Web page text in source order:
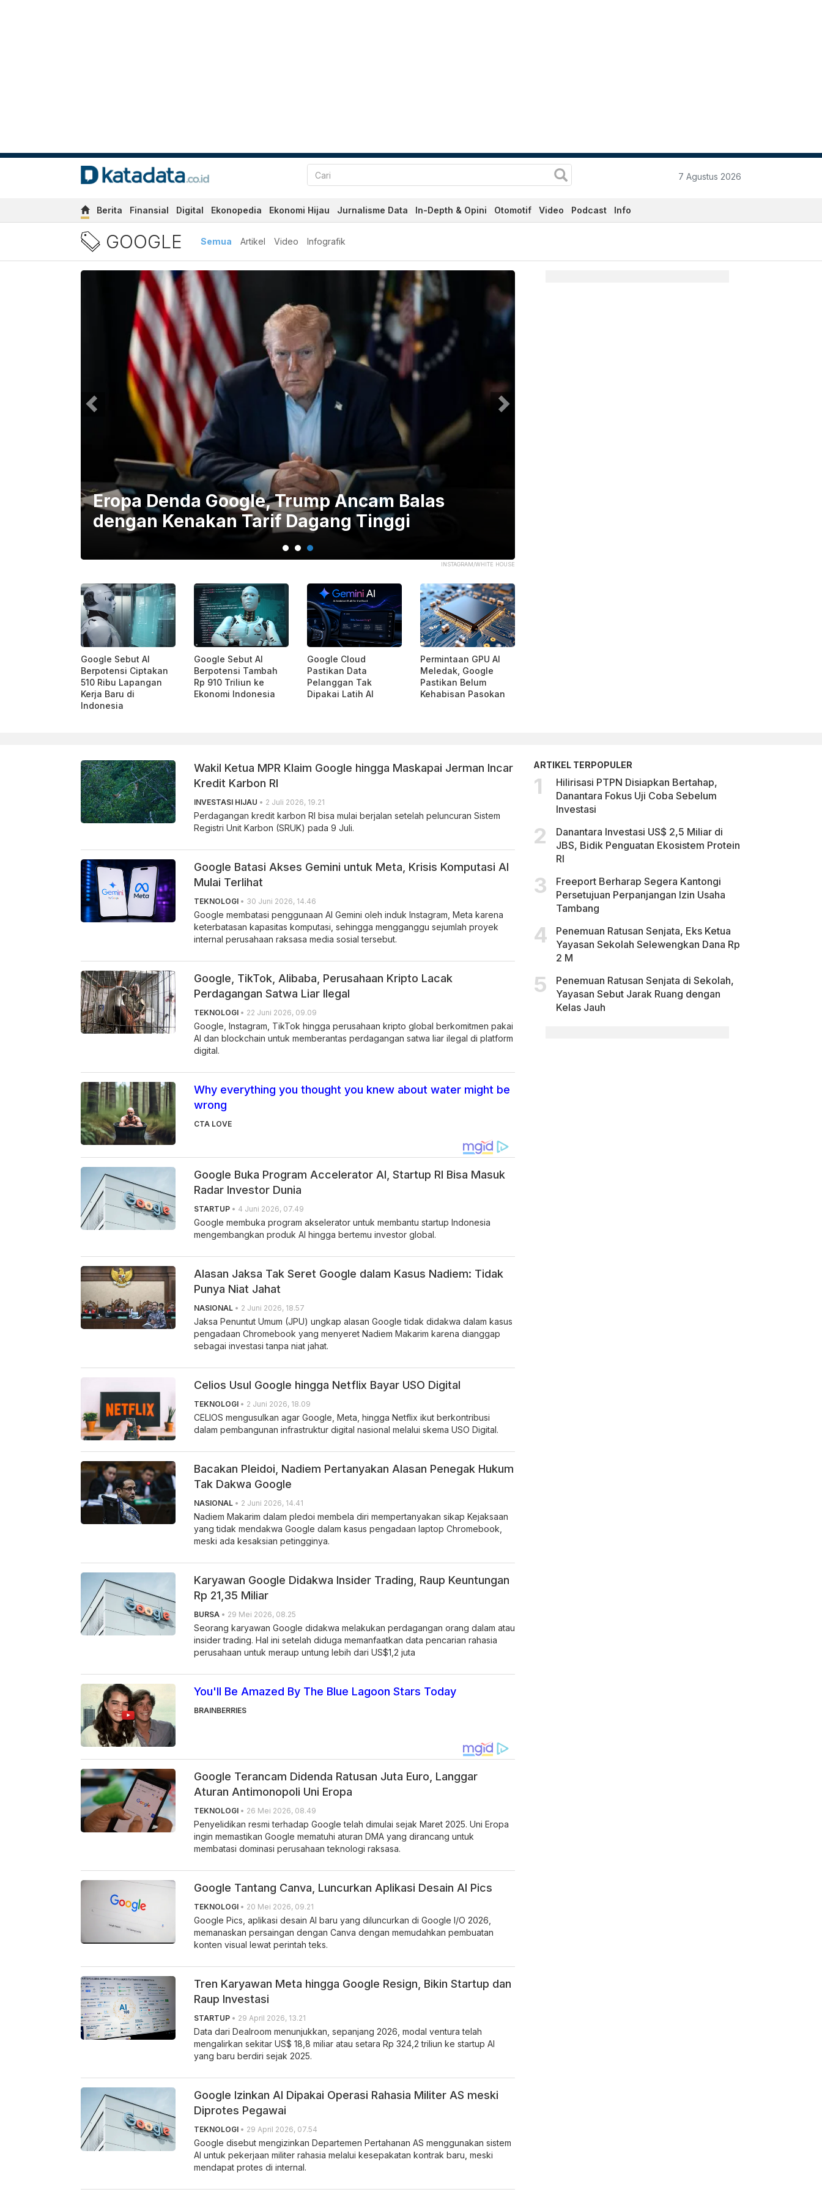
7 Agustus 2026
Berita Finansial Digital Ekonopedia Ekonomi Hijau Jurnalisme Data In-Depth & Opini Otomotif Video Podcast Info
Berita Update Google Terbaru Hari ini - Kabar Terkini
GOOGLE Semua Artikel Video Infografik
INSTAGRAM/WHITE HOUSE
Eropa Denda Google, Trump Ancam Balas
dengan Kenakan Tarif Dagang Tinggi
Google Sebut AI
Berpotensi Ciptakan
510 Ribu Lapangan
Kerja Baru di
Indonesia
Google Sebut AI
Berpotensi Tambah
Rp 910 Triliun ke
Ekonomi Indonesia
Google Cloud
Pastikan Data
Pelanggan Tak
Dipakai Latih AI
Permintaan GPU AI
Meledak, Google
Pastikan Belum
Kehabisan Pasokan
Wakil Ketua MPR Klaim Google hingga Maskapai Jerman Incar
Kredit Karbon RI
INVESTASI HIJAU • 2 Juli 2026, 19.21
Perdagangan kredit karbon RI bisa mulai berjalan setelah peluncuran Sistem
Registri Unit Karbon (SRUK) pada 9 Juli.
Google Batasi Akses Gemini untuk Meta, Krisis Komputasi AI
Mulai Terlihat
TEKNOLOGI • 30 Juni 2026, 14.46
Google membatasi penggunaan AI Gemini oleh induk Instagram, Meta karena
keterbatasan kapasitas komputasi, sehingga mengganggu sejumlah proyek
internal perusahaan raksasa media sosial tersebut.
Google, TikTok, Alibaba, Perusahaan Kripto Lacak
Perdagangan Satwa Liar Ilegal
TEKNOLOGI • 22 Juni 2026, 09.09
Google, Instagram, TikTok hingga perusahaan kripto global berkomitmen pakai
AI dan blockchain untuk memberantas perdagangan satwa liar ilegal di platform
digital.
Why everything you thought you knew about water might be
wrong
CTA LOVE
Google Buka Program Accelerator AI, Startup RI Bisa Masuk
Radar Investor Dunia
STARTUP • 4 Juni 2026, 07.49
Google membuka program akselerator untuk membantu startup Indonesia
mengembangkan produk AI hingga bertemu investor global.
Alasan Jaksa Tak Seret Google dalam Kasus Nadiem: Tidak
Punya Niat Jahat
NASIONAL • 2 Juni 2026, 18.57
Jaksa Penuntut Umum (JPU) ungkap alasan Google tidak didakwa dalam kasus
pengadaan Chromebook yang menyeret Nadiem Makarim karena dianggap
sebagai investasi tanpa niat jahat.
Celios Usul Google hingga Netflix Bayar USO Digital
TEKNOLOGI • 2 Juni 2026, 18.09
CELIOS mengusulkan agar Google, Meta, hingga Netflix ikut berkontribusi
dalam pembangunan infrastruktur digital nasional melalui skema USO Digital.
Bacakan Pleidoi, Nadiem Pertanyakan Alasan Penegak Hukum
Tak Dakwa Google
NASIONAL • 2 Juni 2026, 14.41
Nadiem Makarim dalam pledoi membela diri mempertanyakan sikap Kejaksaan
yang tidak mendakwa Google dalam kasus pengadaan laptop Chromebook,
meski ada kesaksian petingginya.
Karyawan Google Didakwa Insider Trading, Raup Keuntungan
Rp 21,35 Miliar
BURSA • 29 Mei 2026, 08.25
Seorang karyawan Google didakwa melakukan perdagangan orang dalam atau
insider trading. Hal ini setelah diduga memanfaatkan data pencarian rahasia
perusahaan untuk meraup untung lebih dari US$1,2 juta
You'll Be Amazed By The Blue Lagoon Stars Today
BRAINBERRIES
Google Terancam Didenda Ratusan Juta Euro, Langgar
Aturan Antimonopoli Uni Eropa
TEKNOLOGI • 26 Mei 2026, 08.49
Penyelidikan resmi terhadap Google telah dimulai sejak Maret 2025. Uni Eropa
ingin memastikan Google mematuhi aturan DMA yang dirancang untuk
membatasi dominasi perusahaan teknologi raksasa.
Google Tantang Canva, Luncurkan Aplikasi Desain AI Pics
TEKNOLOGI • 20 Mei 2026, 09.21
Google Pics, aplikasi desain AI baru yang diluncurkan di Google I/O 2026,
memanaskan persaingan dengan Canva dengan memudahkan pembuatan
konten visual lewat perintah teks.
Tren Karyawan Meta hingga Google Resign, Bikin Startup dan
Raup Investasi
STARTUP • 29 April 2026, 13.21
Data dari Dealroom menunjukkan, sepanjang 2026, modal ventura telah
mengalirkan sekitar US$ 18,8 miliar atau setara Rp 324,2 triliun ke startup AI
yang baru berdiri sejak 2025.
Google Izinkan AI Dipakai Operasi Rahasia Militer AS meski
Diprotes Pegawai
TEKNOLOGI • 29 April 2026, 07.54
Google disebut mengizinkan Departemen Pertahanan AS menggunakan sistem
AI untuk pekerjaan militer rahasia melalui kesepakatan kontrak baru, meski
mendapat protes di internal.
ARTIKEL TERPOPULER
Hilirisasi PTPN Disiapkan Bertahap,
Danantara Fokus Uji Coba Sebelum
Investasi
Danantara Investasi US$ 2,5 Miliar di
JBS, Bidik Penguatan Ekosistem Protein
RI
Freeport Berharap Segera Kantongi
Persetujuan Perpanjangan Izin Usaha
Tambang
Penemuan Ratusan Senjata, Eks Ketua
Yayasan Sekolah Selewengkan Dana Rp
2 M
Penemuan Ratusan Senjata di Sekolah,
Yayasan Sebut Jarak Ruang dengan
Kelas Jauh